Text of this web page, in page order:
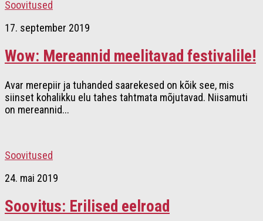
Soovitused
17. september 2019
Wow: Mereannid meelitavad festivalile!
Avar merepiir ja tuhanded saarekesed on kõik see, mis
siinset kohalikku elu tahes tahtmata mõjutavad. Niisamuti
on mereannid...
Soovitused
24. mai 2019
Soovitus: Erilised eelroad